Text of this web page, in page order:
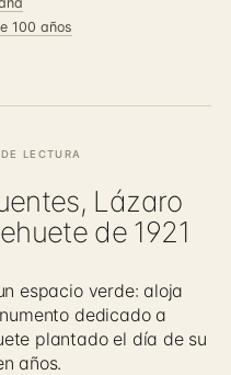
100 años
LECTURA
Lázaro
de 1921
espacio verde: aloja
dedicado a
plantado el día de su
años.